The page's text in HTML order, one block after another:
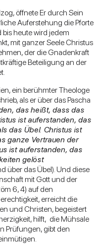
öffnete Er durch Sein
Auferstehung die Pforte
bis heute wird jedem
mit ganzer Seele Christus
der die Gnadenkraft
Beteiligung an der
ein berühmter Theologe
als er über das Pascha
das heißt, dass das
ist auferstanden, das
das Übel. Christus ist
ganze Vertrauen der
ist auferstanden, das
gelöst
über das Übel). Und diese
mit Gott und der
6, 4) auf den
erreicht die
und Christen, begeistert
hilft, die Mühsale
Prüfungen, gibt den